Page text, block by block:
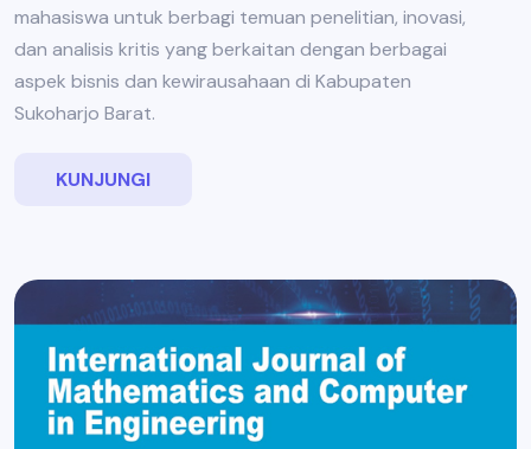
mahasiswa untuk berbagi temuan penelitian, inovasi,
dan analisis kritis yang berkaitan dengan berbagai
aspek bisnis dan kewirausahaan di Kabupaten
Sukoharjo Barat.
KUNJUNGI